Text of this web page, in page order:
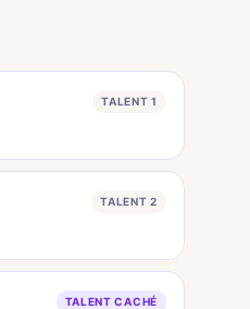
TALENT 1
TALENT 2
TALENT CACHÉ